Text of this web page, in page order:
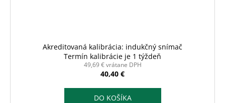
Akreditovaná kalibrácia: indukčný snímač
Termín kalibrácie je 1 týždeň
49,69 € vrátane DPH
40,40 €
DO KOŠÍKA